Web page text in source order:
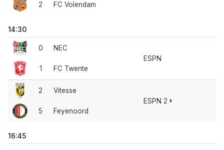
2 FC Volendam
14:30
0
1
NEC
FC Twente
ESPN
2
5
Vitesse
Feyenoord
ESPN 2
16:45